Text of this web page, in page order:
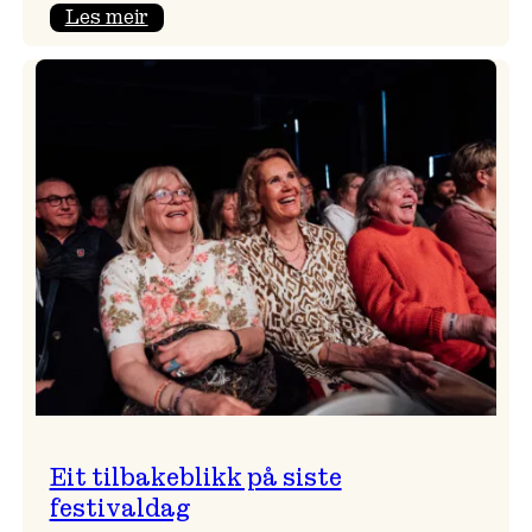
Les meir:
Eit tilbakeblikk på siste
festivaldag